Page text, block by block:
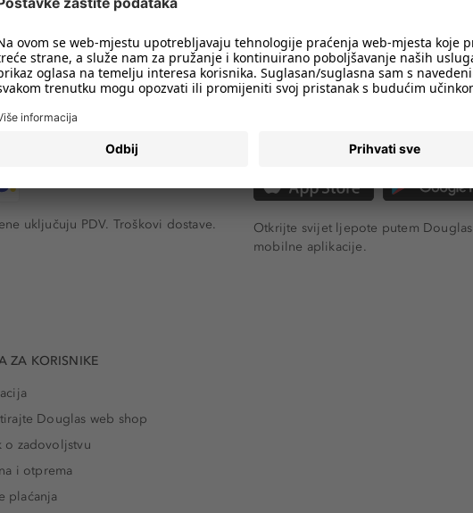
uključuju PDV. Troškovi dostave.
Otkrijte svijet ljepote putem Douglas
mobilne aplikacije.
ZA KORISNIKE
Douglas web shop
o zadovoljstvu
i otprema
plaćanja